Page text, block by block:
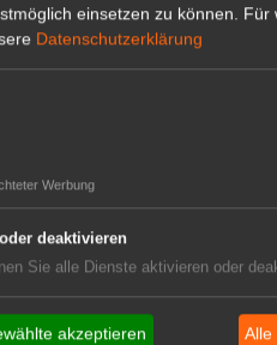
einsetzen zu können.
Für
Datenschutzerklärung
Werbung
deaktivieren
Sie alle Dienste aktivieren oder
akzeptieren Alle